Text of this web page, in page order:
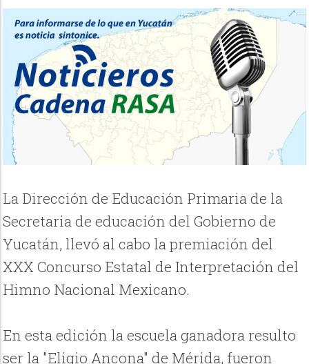
La Dirección de Educación Primaria de la
Secretaria de educación del Gobierno de
Yucatán, llevó al cabo la premiación del
XXX Concurso Estatal de Interpretación del
Himno Nacional Mexicano.
En esta edición la escuela ganadora resulto
ser la "Eligio Ancona" de Mérida, fueron